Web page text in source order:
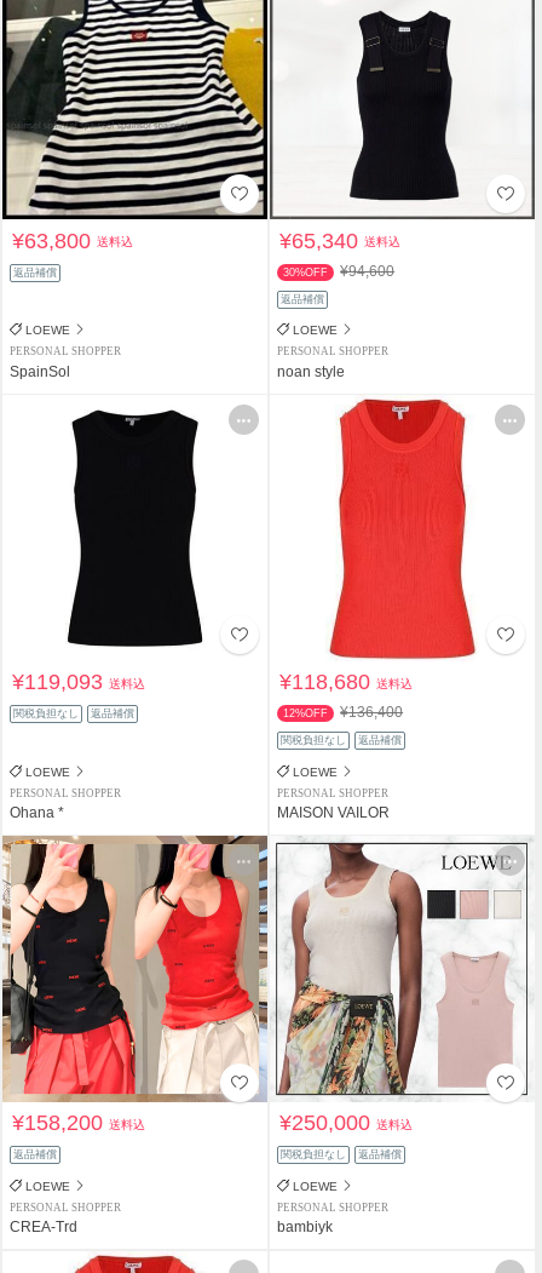
¥63,800送料込
返品補償
LOEWE
PERSONAL SHOPPER
SpainSol
¥65,340送料込
30%OFF ¥94,600
返品補償
LOEWE
PERSONAL SHOPPER
noan style
¥119,093送料込
関税負担なし 返品補償
LOEWE
PERSONAL SHOPPER
Ohana *
¥118,680送料込
12%OFF ¥136,400
関税負担なし 返品補償
LOEWE
PERSONAL SHOPPER
MAISON VAILOR
¥158,200送料込
返品補償
LOEWE
PERSONAL SHOPPER
CREA-Trd
¥250,000送料込
関税負担なし 返品補償
LOEWE
PERSONAL SHOPPER
bambiyk